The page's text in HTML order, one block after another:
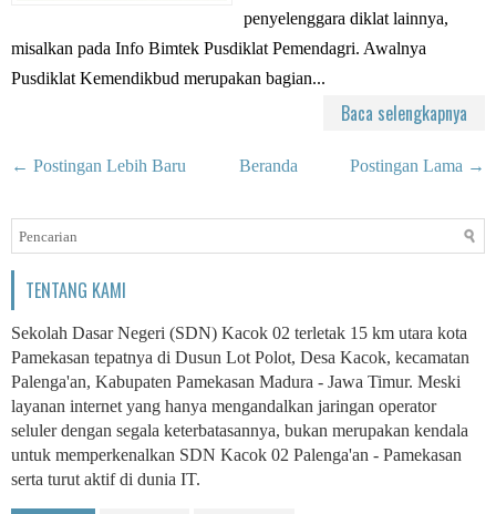
penyelenggara diklat lainnya,
misalkan pada Info Bimtek Pusdiklat Pemendagri. Awalnya
Pusdiklat Kemendikbud merupakan bagian...
Baca selengkapnya
← Postingan Lebih Baru Postingan Lama →
Beranda
TENTANG KAMI
Sekolah Dasar Negeri (SDN) Kacok 02 terletak 15 km utara kota
Pamekasan tepatnya di Dusun Lot Polot, Desa Kacok, kecamatan
Palenga'an, Kabupaten Pamekasan Madura - Jawa Timur. Meski
layanan internet yang hanya mengandalkan jaringan operator
seluler dengan segala keterbatasannya, bukan merupakan kendala
untuk memperkenalkan SDN Kacok 02 Palenga'an - Pamekasan
serta turut aktif di dunia IT.